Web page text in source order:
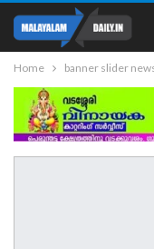
Home banner slider